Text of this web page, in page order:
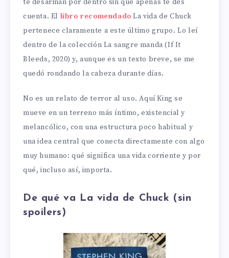
te desarman por dentro sin que apenas te des
cuenta. El libro recomendado La vida de Chuck
pertenece claramente a este último grupo. Lo leí
dentro de la colección La sangre manda (If It
Bleeds, 2020) y, aunque es un texto breve, se me
quedó rondando la cabeza durante días.
No es un relato de terror al uso. Aquí King se
mueve en un terreno más íntimo, existencial y
melancólico, con una estructura poco habitual y
una idea central que conecta directamente con algo
muy humano: qué significa una vida corriente y por
qué, incluso así, importa.
De qué va La vida de Chuck (sin
spoilers)